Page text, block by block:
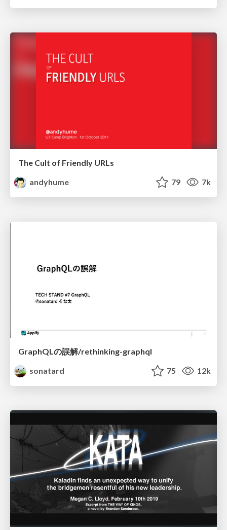
The Cult of Friendly URLs
andyhume
79 7k
GraphQLの誤解/rethinking-graphql
sonatard
75 12k